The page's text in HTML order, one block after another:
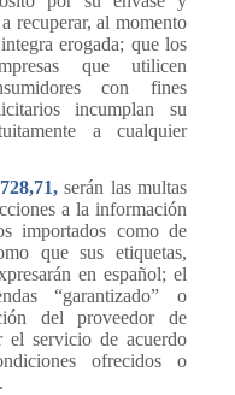
recuperar, al momento
erogada; que los
que utilicen
con fines
incumplan su
a cualquier
serán las multas
a la información
importados como de
que sus etiquetas,
en español; el
“garantizado” o
del proveedor de
el servicio de acuerdo
ofrecidos o